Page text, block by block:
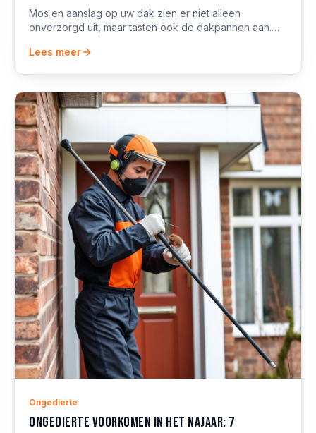
Mos en aanslag op uw dak zien er niet alleen
onverzorgd uit, maar tasten ook de dakpannen aan.
Lees meer
Ongedierte
Ongedierte voorkomen in het najaar: 7